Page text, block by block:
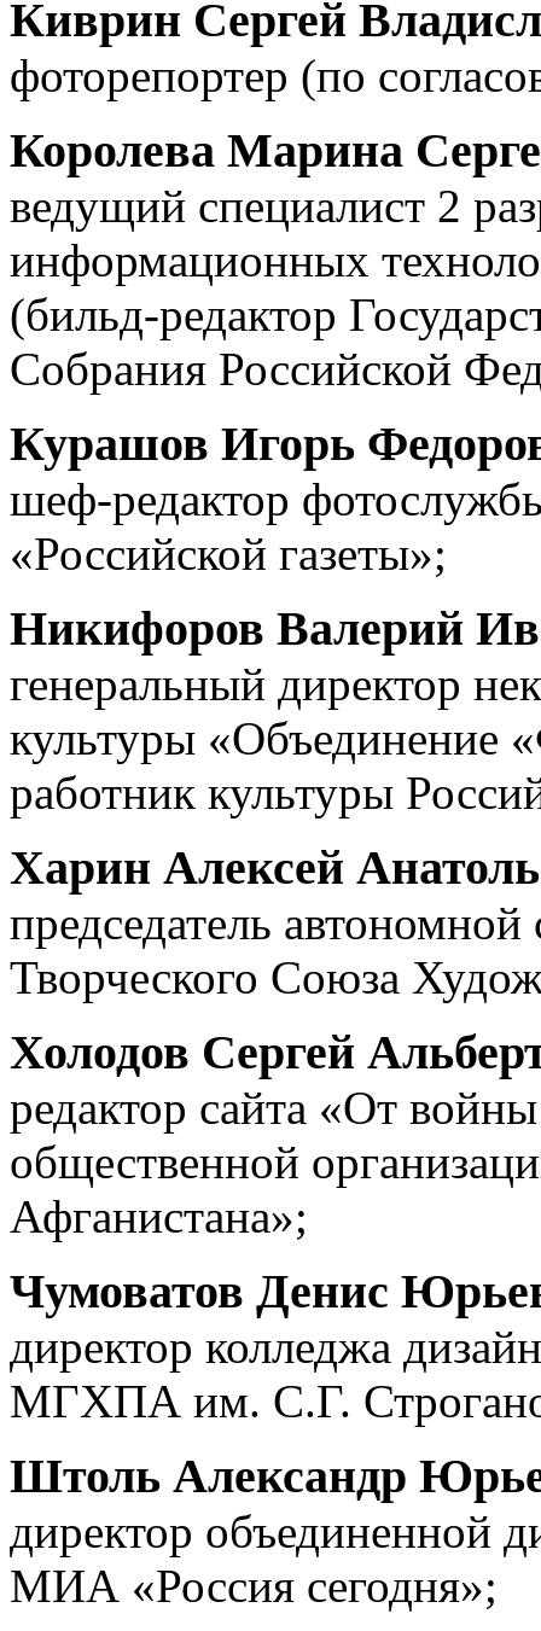
Киврин Сергей
фоторепортер (по
Королева Марина
ведущий специалист 2
информационных
(бильд-редактор
Собрания Российской
Курашов Игорь
шеф-редактор
«Российской газеты»;
Никифоров Валерий
генеральный директор
культуры «Объединение
работник культуры
Харин Алексей
председатель
Творческого Союза
Холодов Сергей
редактор сайта «От
общественной
Афганистана»;
Чумоватов Денис
директор колледжа
МГХПА им. С.Г.
Штоль Александр
директор объединенной
МИА «Россия сегодня»;